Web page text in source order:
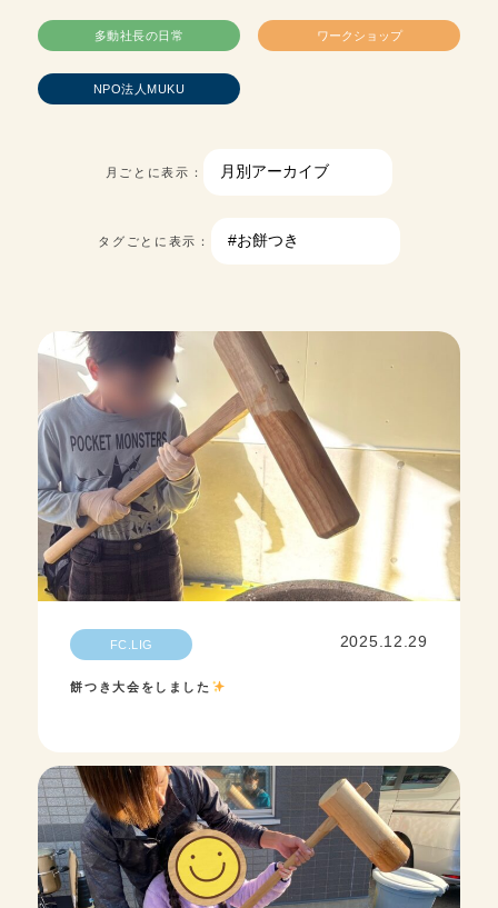
多動社長の日常 ワークショップ
NPO法人MUKU
月ごとに表示：
タグごとに表示：
FC.LIG 2025.12.29
餅つき大会をしました